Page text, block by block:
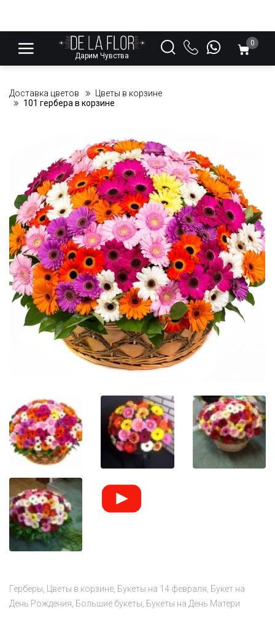
Дарим Чувства
0
Доставка цветов
Цветы в корзине
101 гербера в корзине
Герберы Цветы в корзине Букеты на 14 февраля Букет на
День Рождения Большие букеты Букеты на День Матери